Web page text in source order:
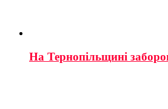
На Тернопільщині